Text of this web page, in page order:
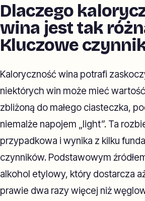
Dlaczego
wina jest tak
Kluczowe
Kaloryczność wina potrafi
niektórych win może mieć
zbliżoną do małego ciasteczka,
niemalże napojem „light”. Ta
przypadkowa i wynika z kilku
czynników. Podstawowym
alkohol etylowy, który dostarcza
prawie dwa razy więcej niż